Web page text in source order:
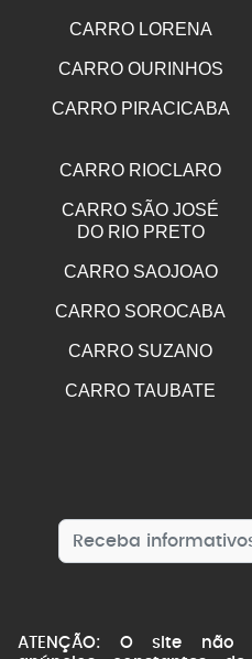
CARRO LORENA
CARRO OURINHOS
CARRO PIRACICABA
CARRO RIOCLARO
CARRO SÃO JOSÉ
DO RIO PRETO
CARRO SAOJOAO
CARRO SOROCABA
CARRO SUZANO
CARRO TAUBATE
ATENÇÃO: O site não